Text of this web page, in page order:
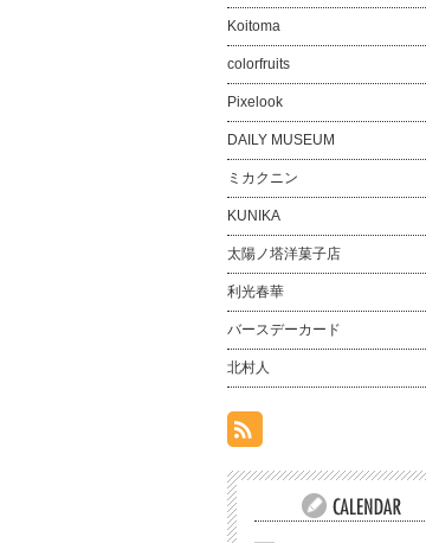
Koitoma
colorfruits
Pixelook
DAILY MUSEUM
ミカクニン
KUNIKA
太陽ノ塔洋菓子店
利光春華
バースデーカード
北村人